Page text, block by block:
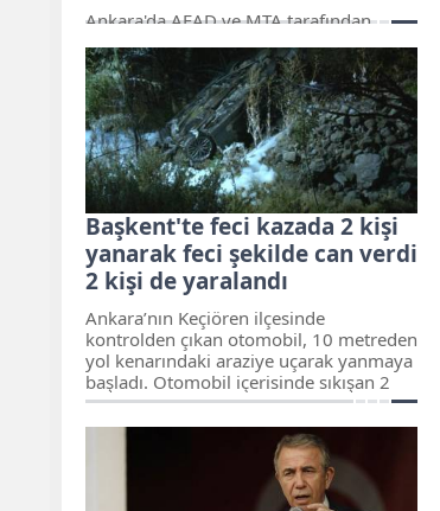
Ankara'da AFAD ve MTA tarafından
yayınlanmasıyla birlikte, şehirdeki
deprem riski bulunan ilçeler daha net bir
şekilde ortaya çıktı. Aşağıda Ankara'daki
deprem risk haritası ve riskli ilçeler yer
almaktadır...
Başkent'te feci kazada 2 kişi
yanarak feci şekilde can verdi
2 kişi de yaralandı
Ankara’nın Keçiören ilçesinde
kontrolden çıkan otomobil, 10 metreden
yol kenarındaki araziye uçarak yanmaya
başladı. Otomobil içerisinde sıkışan 2
kişi yanarak feci şekilde hayatını
kaybederken, 2 kişi de yaralandı.